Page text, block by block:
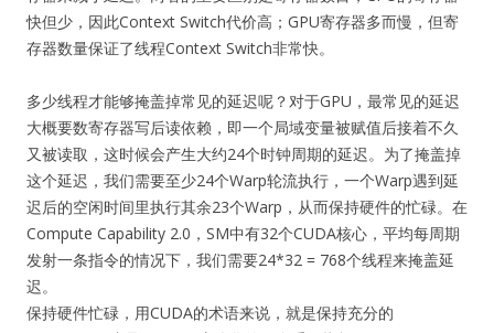
快但少，因此Context Switch代价高；GPU寄存器多而慢，但寄
存器数量保证了线程Context Switch非常快。
多少线程才能够掩盖掉常见的延迟呢？对于GPU，最常见的延迟
大概要数寄存器写后读依赖，即一个局域变量被赋值后接着不久
又被读取，这时候会产生大约24个时钟周期的延迟。为了掩盖掉
这个延迟，我们需要至少24个Warp轮流执行，一个Warp遇到延
迟后的空闲时间里执行其余23个Warp，从而保持硬件的忙碌。在
Compute Capability 2.0，SM中有32个CUDA核心，平均每周期
发射一条指令的情况下，我们需要24*32 = 768个线程来掩盖延
迟。
保持硬件忙碌，用CUDA的术语来说，就是保持充分的